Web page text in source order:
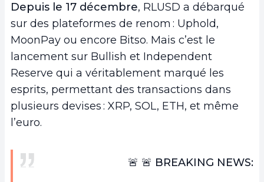
Depuis le 17 décembre, RLUSD a débarqué
sur des plateformes de renom : Uphold,
MoonPay ou encore Bitso. Mais c’est le
lancement sur Bullish et Independent
Reserve qui a véritablement marqué les
esprits, permettant des transactions dans
plusieurs devises : XRP, SOL, ETH, et même
l’euro.
🚨 🚨 BREAKING NEWS: